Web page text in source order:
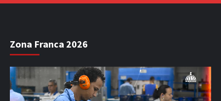
Zona Franca 2026
Reproductor
de
vídeo